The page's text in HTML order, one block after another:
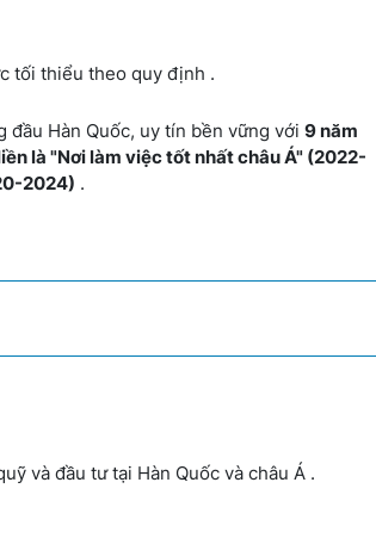
tối thiểu theo quy định .
đầu Hàn Quốc, uy tín bền vững với 9 năm
là "Nơi làm việc tốt nhất châu Á" (2022-
2024) .
và đầu tư tại Hàn Quốc và châu Á .